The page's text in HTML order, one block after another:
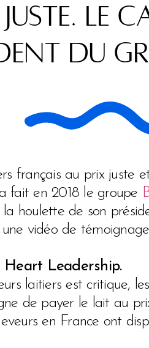
Le
du
français au prix juste
fait en 2018 le groupe
houlette de son
une vidéo de
Heart Leadership.
laitiers est critique,
de payer le lait au
en France ont